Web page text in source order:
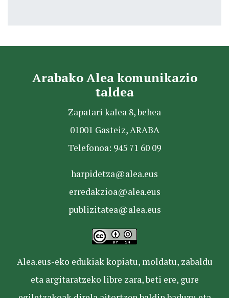
Arabako Alea komunikazio
taldea
Zapatari kalea 8, behea
01001 Gasteiz, ARABA
Telefonoa: 945 71 60 09
harpidetza@alea.eus
erredakzioa@alea.eus
publizitatea@alea.eus
Alea.eus-eko edukiak kopiatu, moldatu, zabaldu
eta argitaratzeko libre zara, beti ere, gure